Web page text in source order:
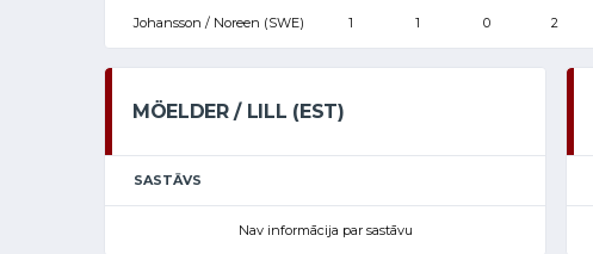
Johansson / Noreen (SWE) 1 1 0 2
MÖELDER / LILL (EST)
SASTĀVS
Nav informācija par sastāvu